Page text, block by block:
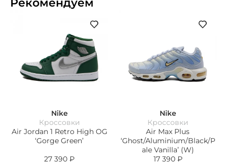
Nike
Кроссовки
Air Jordan 1 Retro High OG
‘Gorge Green’
27 390 ₽
Nike
Кроссовки
Air Max Plus
‘Ghost/Aluminium/Black/P
ale Vanilla’ (W)
17 390 ₽